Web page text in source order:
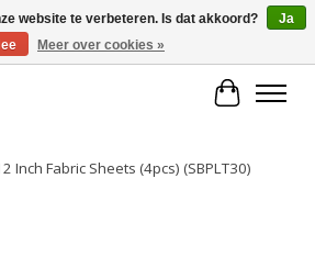
and fast shipping!
Inch Fabric Sheets (4pcs) (SBPLT30)
website te verbeteren. Is dat akkoord?
Ja
Meer over cookies »